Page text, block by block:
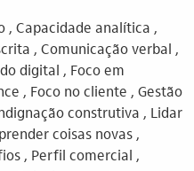
, Capacidade analítica ,
, Comunicação verbal ,
digital , Foco em
, Foco no cliente , Gestão
construtiva , Lidar
coisas novas ,
, Perfil comercial ,